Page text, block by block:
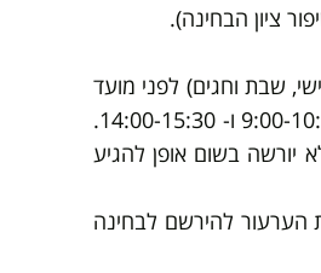
ציון הבחינה).
עד 11 ימי עבודה לפחות (לא כולל שישי, שבת וחגים) לפני מועד
ולוודא את קבלת המייל בטלפון 077-9802302 בשעות המענה הטלפוני בימים א'- ה' בין השעות 9:00-10:00 ו- 14:00-15:30.
יורשה בשום אופן להגיע
הערעור להירשם לבחינה